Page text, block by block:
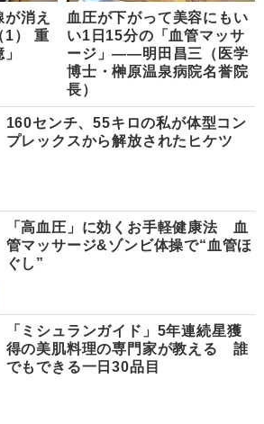
消え
1） 重
血圧が下がって美容にもい
い1日15分の「血管マッサ
ージ」――明田昌三（医学
博士・榊原温泉病院名誉院
長）
160センチ、55キロの私が体型コン
プレックスから解放されたヒケツ
「高血圧」に効くお手軽健康法 血
管マッサージ&ゾンビ体操で“血管ほ
ぐし”
「ミシュランガイド」5年連続星獲
得の美肌料理の専門家が教える 誰
でもできる一日30品目